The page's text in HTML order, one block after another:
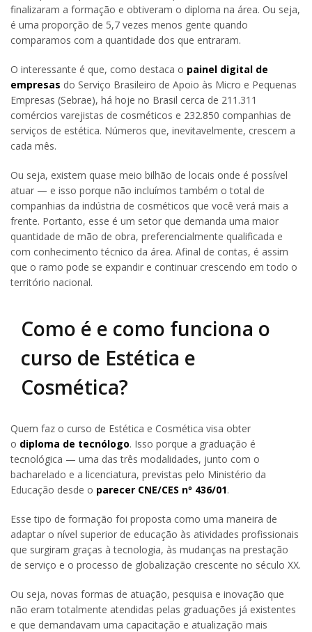
finalizaram a formação e obtiveram o diploma na área. Ou seja,
é uma proporção de 5,7 vezes menos gente quando
comparamos com a quantidade dos que entraram.
O interessante é que, como destaca o painel digital de
empresas do Serviço Brasileiro de Apoio às Micro e Pequenas
Empresas (Sebrae), há hoje no Brasil cerca de 211.311
comércios varejistas de cosméticos e 232.850 companhias de
serviços de estética. Números que, inevitavelmente, crescem a
cada mês.
Ou seja, existem quase meio bilhão de locais onde é possível
atuar — e isso porque não incluímos também o total de
companhias da indústria de cosméticos que você verá mais a
frente. Portanto, esse é um setor que demanda uma maior
quantidade de mão de obra, preferencialmente qualificada e
com conhecimento técnico da área. Afinal de contas, é assim
que o ramo pode se expandir e continuar crescendo em todo o
território nacional.
Como é e como funciona o
curso de Estética e
Cosmética?
Quem faz o curso de Estética e Cosmética visa obter
o diploma de tecnólogo. Isso porque a graduação é
tecnológica — uma das três modalidades, junto com o
bacharelado e a licenciatura, previstas pelo Ministério da
Educação desde o parecer CNE/CES nº 436/01.
Esse tipo de formação foi proposta como uma maneira de
adaptar o nível superior de educação às atividades profissionais
que surgiram graças à tecnologia, às mudanças na prestação
de serviço e o processo de globalização crescente no século XX.
Ou seja, novas formas de atuação, pesquisa e inovação que
não eram totalmente atendidas pelas graduações já existentes
e que demandavam uma capacitação e atualização mais